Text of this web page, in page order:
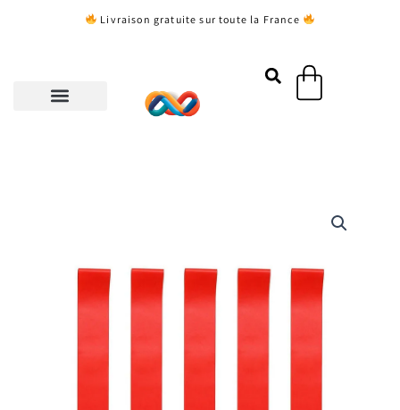
Livraison gratuite sur toute la France
Panier